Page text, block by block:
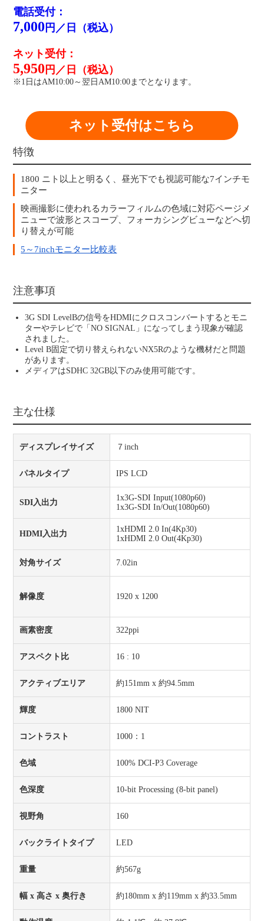
電話受付：
7,000 円／日（税込）
ネット受付：
5,950 円／日（税込）
※1日はAM10:00～翌日AM10:00までとなります。
ネット受付はこちら
特徴
1800 ニト以上と明るく、昼光下でも視認可能な7インチモ
ニター
映画撮影に使われるカラーフィルムの色域に対応ページメ
ニューで波形とスコープ、フォーカシングビューなどへ切
り替えが可能
5～7inchモニター比較表
注意事項
3G SDI LevelBの信号をHDMIにクロスコンバートするとモニ
ターやテレビで「NO SIGNAL」になってしまう現象が確認
されました。
Level B固定で切り替えられないNX5Rのような機材だと問題
があります。
メディアはSDHC 32GB以下のみ使用可能です。
主な仕様
ディスプレイサイズ ７inch
パネルタイプ IPS LCD
SDI入出力
1x3G-SDI Input(1080p60)
1x3G-SDI In/Out(1080p60)
HDMI入出力
1xHDMI 2.0 In(4Kp30)
1xHDMI 2.0 Out(4Kp30)
対角サイズ 7.02in
解像度 1920 x 1200
画素密度 322ppi
アスペクト比 16 : 10
アクティブエリア 約151mm x 約94.5mm
輝度 1800 NIT
コントラスト 1000：1
色域 100% DCI-P3 Coverage
色深度 10-bit Processing (8-bit panel)
視野角 160
バックライトタイプ LED
重量 約567g
幅 x 高さ x 奥行き 約180mm x 約119mm x 約33.5mm